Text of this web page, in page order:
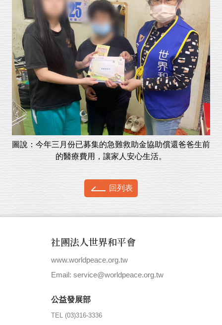
回列表
圖說：今年三月份已募集的急難救助金協助償還爸爸生前
的醫療費用，讓家人安心生活。
社團法人世界和平會
www.worldpeace.org.tw
Email: service@worldpeace.org.tw
公益發展部
TEL (03)316-3336